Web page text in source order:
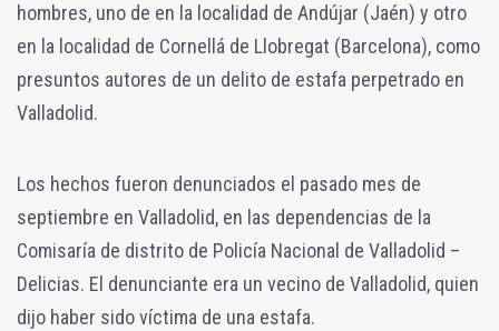
hombres, uno de en la localidad de Andújar (Jaén) y otro
en la localidad de Cornellá de Llobregat (Barcelona), como
presuntos autores de un delito de estafa perpetrado en
Valladolid.
Los hechos fueron denunciados el pasado mes de
septiembre en Valladolid, en las dependencias de la
Comisaría de distrito de Policía Nacional de Valladolid –
Delicias. El denunciante era un vecino de Valladolid, quien
dijo haber sido víctima de una estafa.